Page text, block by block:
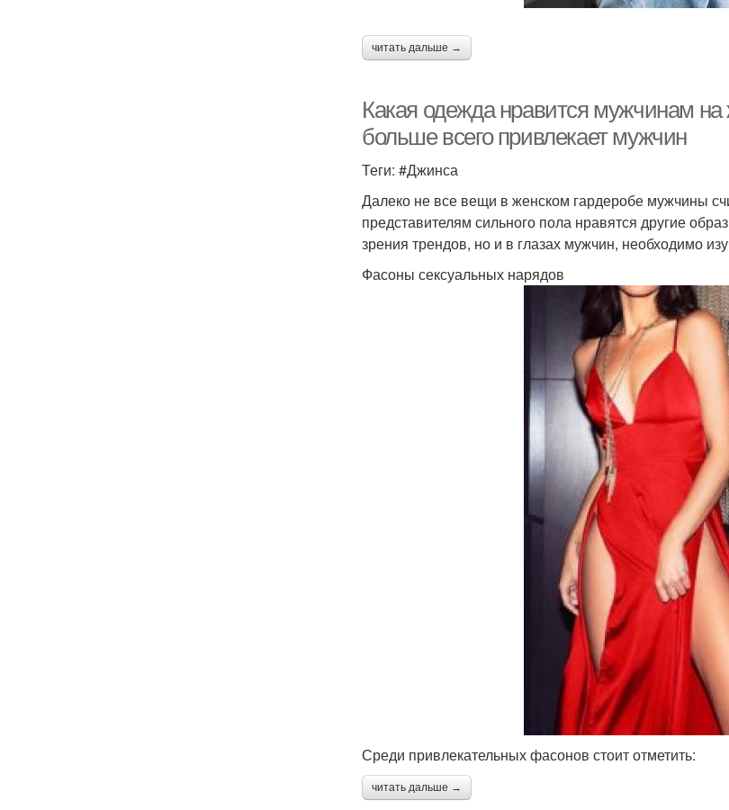
читать дальше →
Какая одежда нравится мужчинам
больше всего привлекает мужчин
Теги: #Джинса
Далеко не все вещи в женском гардеробе мужчины
представителям сильного пола нравятся другие
зрения трендов, но и в глазах мужчин, необходимо
Фасоны сексуальных нарядов
Среди привлекательных фасонов стоит отметить:
читать дальше →